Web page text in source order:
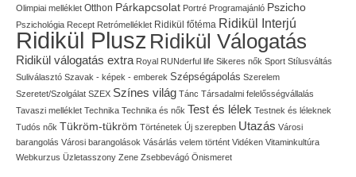
Olimpiai melléklet Otthon Párkapcsolat Portré Programajánló Pszicho
Pszichológia Recept Retrómelléklet Ridikül főtéma Ridikül Interjú
Ridikül Plusz Ridikül Válogatás
Ridikül válogatás extra Royal RUNderful life Sikeres nők Sport Stílusváltás
Suliválasztó Szavak - képek - emberek Szépségápolás Szerelem
Szeretet/Szolgálat SZEX Színes világ Tánc Társadalmi felelősségvállalás
Tavaszi melléklet Technika Technika és nők Test és lélek Testnek és léleknek
Tudós nők Tükröm-tükröm Történetek Új szerepben Utazás Városi
barangolás Városi barangolások Vásárlás velem történt Vidéken Vitaminkultúra
Webkurzus Üzletasszony Zene Zsebbevágó Önismeret